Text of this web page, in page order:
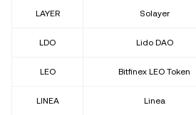
LAYER Solayer
LDO Lido DAO
LEO Bitfinex LEO Token
LINEA Linea